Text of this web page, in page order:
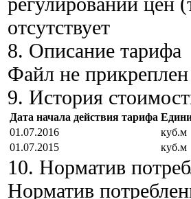
отсутствует
8. Описание тарифа
Файл не прикреплен
9. История
Дата начала действия тарифа
01.07.2016
куб.м
01.07.2015
куб.м
10. Норматив
Норматив